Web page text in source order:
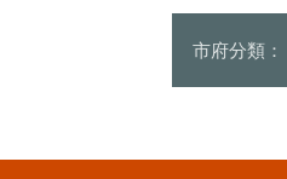
市府分類：